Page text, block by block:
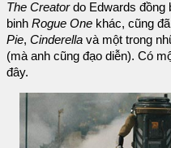
The Creatordo Edwards đồng
binh Rogue One khác, cũng
Pie, Cinderella và một trong
(mà anh cũng đạo diễn). Có
đây.